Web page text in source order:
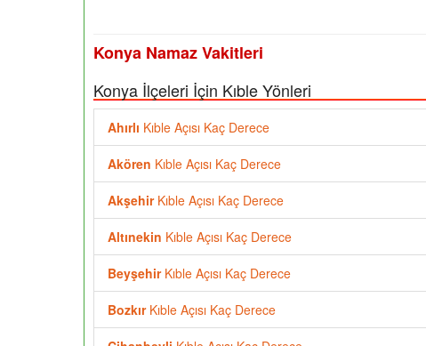
Konya Namaz Vakitleri
Konya İlçeleri İçin Kıble Yönleri
Ahırlı Kıble Açısı Kaç Derece
Akören Kıble Açısı Kaç Derece
AkşehirKıble Açısı Kaç Derece
Altınekin Kıble Açısı Kaç Derece
BeyşehirKıble Açısı Kaç Derece
BozkırKıble Açısı Kaç Derece